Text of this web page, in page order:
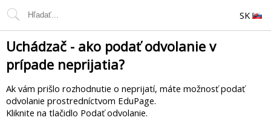
SK
Uchádzač - ako podať odvolanie v
prípade neprijatia?
Ak vám prišlo rozhodnutie o neprijatí, máte možnosť podať
odvolanie prostredníctvom EduPage.
Kliknite na tlačidlo Podať odvolanie.